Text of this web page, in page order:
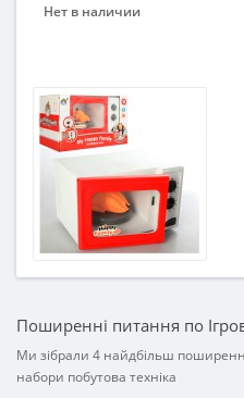
Нет в наличии
От 3-х лет
Возрастная группа
Материал
Пластик
Поширенні питання по
Ми зібрали 4 найдбільш поширенні
набори побутова техніка